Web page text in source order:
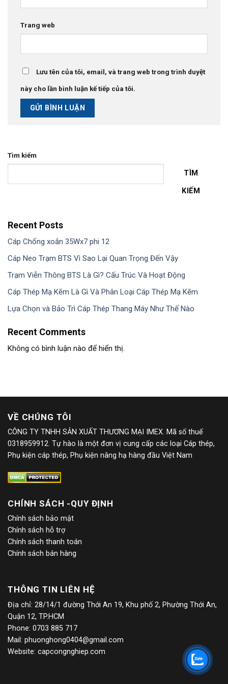
Trang web
Lưu tên của tôi, email, và trang web trong trình duyệt
này cho lần bình luận kế tiếp của tôi.
Tìm kiếm
TÌM
KIẾM
Recent Posts
Cáp Chống xoắn 35Wx7 phi 12
Cáp Neo Trạm BTS Vì Sao Lại Quan Trọng Đến Vậy
Trạm Viễn Thông BTS Là Gì? Cấu Trúc Và Hoạt Động
Cáp Thép Mạ Kẽm Là Gì Và Phân Loại Cáp Thép Mạ Kẽm
Lựa Chọn và Bảo Trì Cáp Thép Thang Máy Như Thế Nào
Recent Comments
Không có bình luận nào để hiển thị.
VỀ CHÚNG TÔI
CÔNG TY TNHH SẢN XUẤT THƯƠNG MẠI IMEX. Mã số thuế
0318959912. Tự hào là một đơn vị cung cấp các loại Cáp thép,
Phụ kiện cáp thép, Phụ kiện nâng hạ hàng đầu Việt Nam
CHÍNH SÁCH -QUY ĐỊNH
Chính sách bảo mật
Chính sách hỗ trợ
Chính sách thanh toán
Chính sách bán hàng
THÔNG TIN LIÊN HỆ
Địa chỉ: 28/14/1 đường Thới An 19, Khu phố 2, Phường Thới An,
Quận 12, TP.HCM
Phone: 0703 885 717
Mail: phuonghong0404@gmail.com
Website: capcongnghiep.com